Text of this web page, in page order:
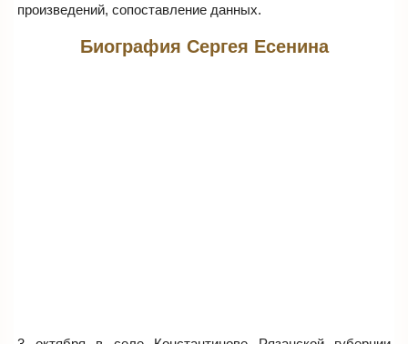
произведений, сопоставление данных.
Биография Сергея Есенина